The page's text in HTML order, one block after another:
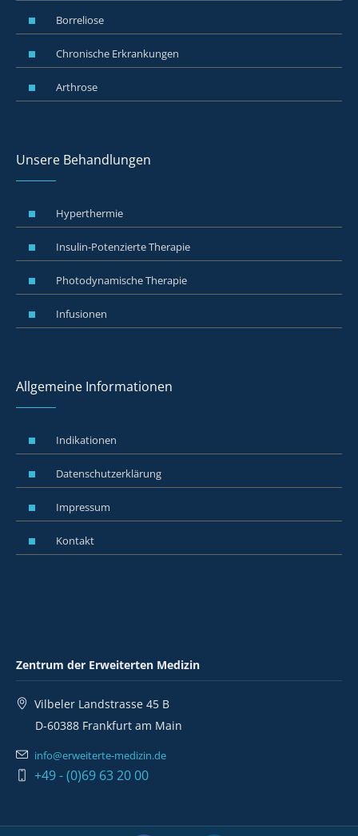
Borreliose
Chronische Erkrankungen
Arthrose
Unsere Behandlungen
Hyperthermie
Insulin-Potenzierte Therapie
Photodynamische Therapie
Infusionen
Allgemeine Informationen
Indikationen
Datenschutzerklärung
Impressum
Kontakt
Zentrum der Erweiterten Medizin
Vilbeler Landstrasse 45 B
D-60388 Frankfurt am Main
info@erweiterte-medizin.de
+49 - (0)69 63 20 00